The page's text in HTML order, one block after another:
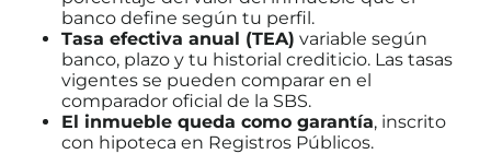
banco define según tu perfil.
Tasa efectiva anual (TEA) variable según
banco, plazo y tu historial crediticio. Las tasas
vigentes se pueden comparar en el
comparador oficial de la SBS.
El inmueble queda como garantía, inscrito
con hipoteca en Registros Públicos.